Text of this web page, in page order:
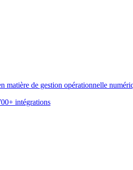
de gestion opérationnelle
intégrations